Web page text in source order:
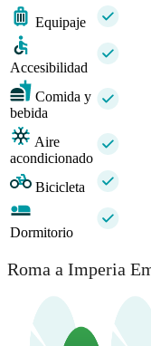
Equipaje
Accesibilidad
Comida y
bebida
Aire
acondicionado
Bicicleta
Dormitorio
Roma a Imperia